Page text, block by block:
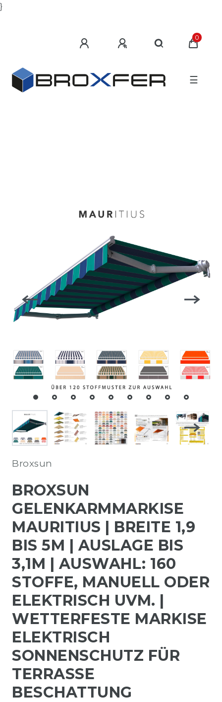
}
0
☰
Broxsun
BROXSUN
GELENKARMMARKISE
MAURITIUS | BREITE 1,9
BIS 5M | AUSLAGE BIS
3,1M | AUSWAHL: 160
STOFFE, MANUELL ODER
ELEKTRISCH UVM. |
WETTERFESTE MARKISE
ELEKTRISCH
SONNENSCHUTZ FÜR
TERRASSE
BESCHATTUNG